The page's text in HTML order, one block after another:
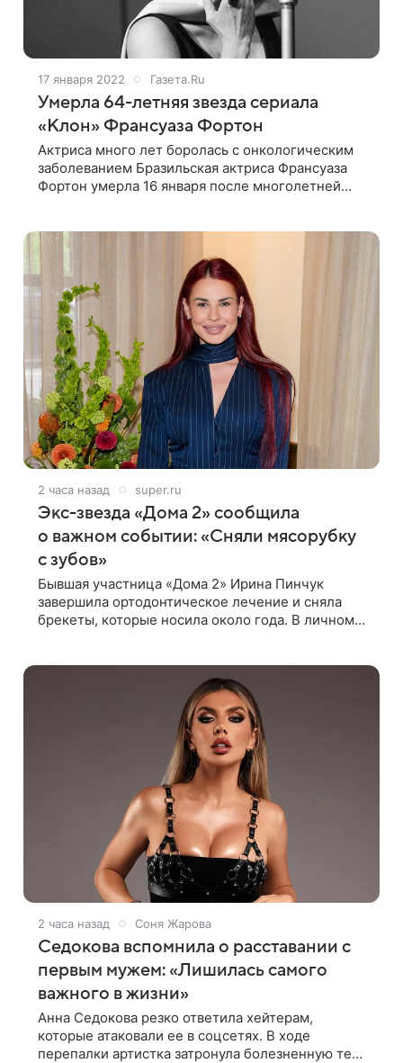
17 января 2022 Газета.Ru
Умерла 64-летняя звезда сериала
«Клон» Франсуаза Фортон
Актриса много лет боролась с онкологическим
заболеванием Бразильская актриса Франсуаза
Фортон умерла 16 января после многолетней
2 часа назад super.ru
Экс-звезда «Дома 2» сообщила
о важном событии: «Сняли мясорубку
с зубов»
Бывшая участница «Дома 2» Ирина Пинчук
завершила ортодонтическое лечение и сняла
брекеты, которые носила около года. В личном
2 часа назад Соня Жарова
Седокова вспомнила о расставании с
первым мужем: «Лишилась самого
важного в жизни»
Анна Седокова резко ответила хейтерам,
которые атаковали ее в соцсетях. В ходе
перепалки артистка затронула болезненную тему